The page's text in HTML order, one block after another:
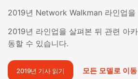
2019년 Network Walkman 라인업을
2019년 라인업을 살펴본 뒤 관련 아
동할 수 있습니다.
2019년 기사 읽기 모든 모델로 이동